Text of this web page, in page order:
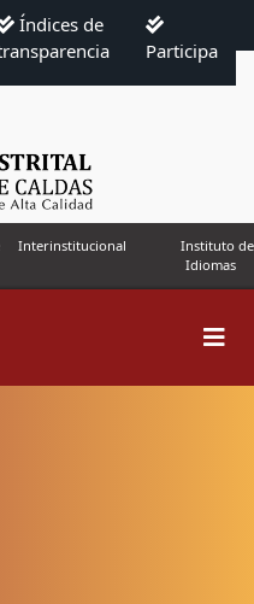
Índices de
Participa
Interinstitucional
Instituto de
Idiomas